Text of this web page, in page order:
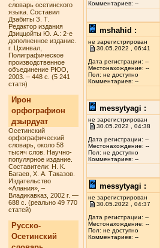
словарь осетинского
языка. Составил
Дзабиты З. Т.
Редактор издания
Дзиццойты Ю. А.: 2-е
дополненное издание.
г. Цхинвал,
Полиграфическое
производственное
объединение РЮО,
2003. – 448 с. (5 241
статя)
Ирон
орфографион
дзырдуат
Осетинский
орфографический
словарь, около 58
тысяч слов. Научно-
популярное издание.
Составители: Н. К.
Багаев, Х. А. Таказов.
Издательство
«Алания», –
Владикавказ, 2002 г. —
688 с. (реально 49 770
статей)
Русско-
Осетинский
Комментариев: --
mshahid :
не зарегистрирован
30.05.2022 , 06:41
Дата регистрации: --
Местонахождение: --
Пол: не доступно
Комментариев: --
messytyagi :
не зарегистрирован
30.05.2022 , 04:38
Дата регистрации: --
Местонахождение: --
Пол: не доступно
Комментариев: --
messytyagi :
не зарегистрирован
30.05.2022 , 04:37
Дата регистрации: --
Местонахождение: --
Пол: не доступно
Комментариев: --